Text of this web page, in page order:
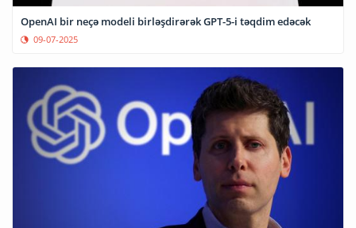
OpenAI bir neçə modeli birləşdirərək GPT-5-i təqdim edəcək
09-07-2025